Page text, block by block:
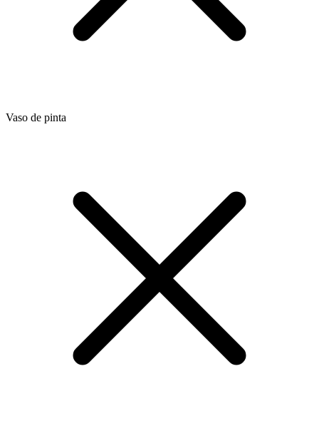
Vaso de pinta